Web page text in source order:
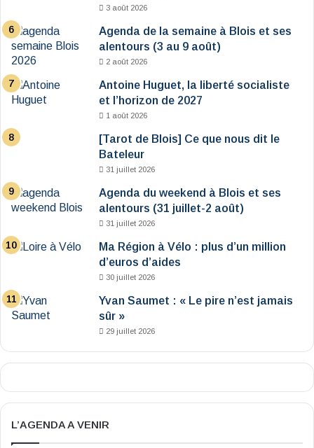
3 août 2026
Agenda de la semaine à Blois et ses
alentours (3 au 9 août)
2 août 2026
Antoine Huguet, la liberté socialiste
et l’horizon de 2027
1 août 2026
[Tarot de Blois] Ce que nous dit le
Bateleur
31 juillet 2026
Agenda du weekend à Blois et ses
alentours (31 juillet-2 août)
31 juillet 2026
Ma Région à Vélo : plus d’un million
d’euros d’aides
30 juillet 2026
Yvan Saumet : « Le pire n’est jamais
sûr »
29 juillet 2026
L’AGENDA A VENIR